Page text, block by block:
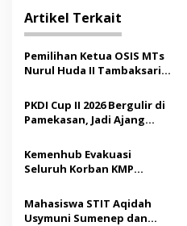
g
a
s
i
p
o
s
Artikel Terkait
Pemilihan Ketua OSIS MTs
Nurul Huda II Tambaksari
Demokrasi bagi Siswa
PKDI Cup II 2026 Bergulir di
Pamekasan, Jadi Ajang
Madura
Kemenhub Evakuasi
Seluruh Korban KMP
Operator Diaudit
Mahasiswa STIT Aqidah
Usymuni Sumenep dan